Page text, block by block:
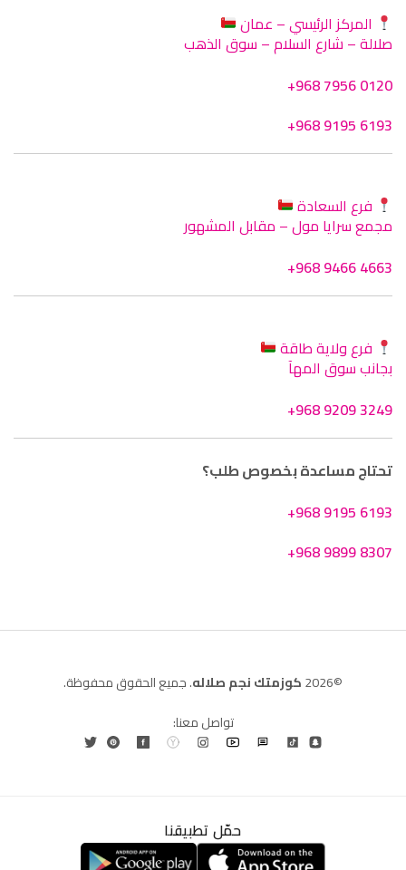
المركز الرئيسي – عمان
صلالة – شارع السلام – سوق الذهب
+968 7956 0120
+968 9195 6193
فرع السعادة
مجمع سرايا مول – مقابل المشهور
+968 9466 4663
فرع ولاية طاقة
بجانب سوق المهآ
+968 9209 3249
تحتاج مساعدة بخصوص طلب؟
+968 9195 6193
+968 9899 8307
©2026 كوزمتك نجم صلاله. جميع الحقوق محفوظة.
تواصل معنا:
حمّل تطبيقنا